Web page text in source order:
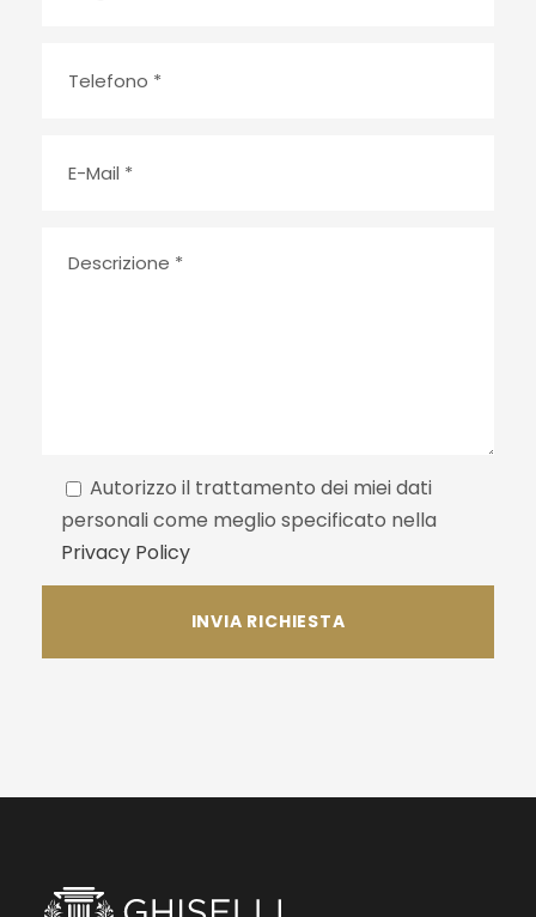
Autorizzo il trattamento dei miei dati
personali come meglio specificato nella
Privacy Policy